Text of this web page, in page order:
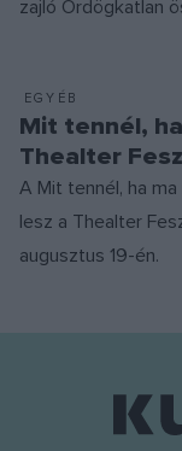
zajló Ördögkatlan
EGYÉB
Mit tennél,
Thealter
A Mit tennél, ha
lesz a Thealter
augusztus 19-én.